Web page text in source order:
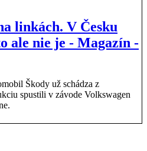
linkách. V Česku
ale nie je - Magazín -
Škody už schádza z
spustili v závode Volkswagen